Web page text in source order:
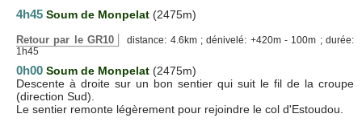
4h45 Soum de Monpelat (2475m)
Retour par le GR10
distance: 4.6km ; dénivelé: +420m - 100m ; durée:
1h45
0h00 Soum de Monpelat (2475m)
Descente à droite sur un bon sentier qui suit le fil de la croupe
(direction Sud).
Le sentier remonte légèrement pour rejoindre le col d'Estoudou.